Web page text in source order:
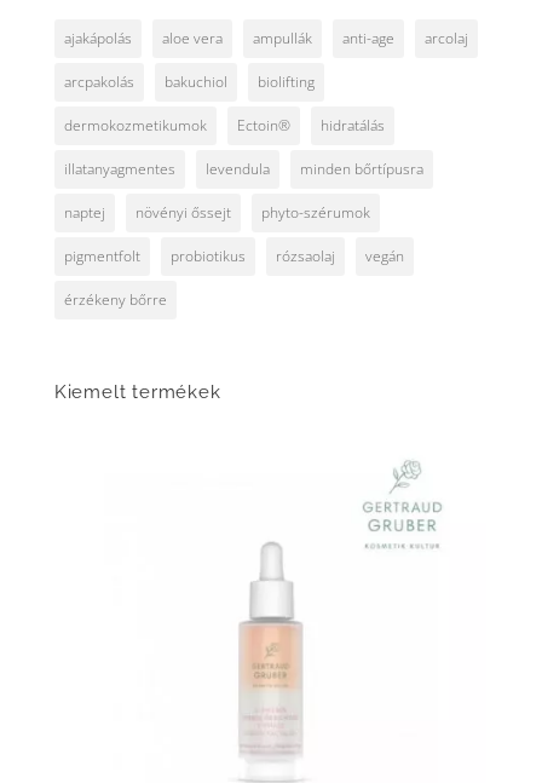
ajakápolás aloe vera ampullák anti-age arcolaj
arcpakolás bakuchiol biolifting
dermokozmetikumok Ectoin® hidratálás
illatanyagmentes levendula minden bőrtípusra
naptej növényi őssejt phyto-szérumok
pigmentfolt probiotikus rózsaolaj vegán
érzékeny bőrre
Kiemelt termékek